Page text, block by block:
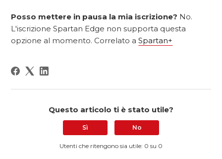
Posso mettere in pausa la mia iscrizione? No.
L'iscrizione Spartan Edge non supporta questa
opzione al momento. Correlato aSpartan+
Questo articolo ti è stato utile?
Sì No
Utenti che ritengono sia utile: 0 su 0